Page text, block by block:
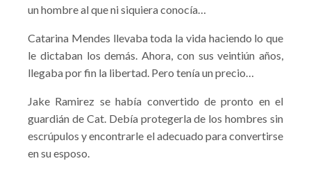
un hombre al que ni siquiera conocía…
Catarina Mendes llevaba toda la vida haciendo lo que
le dictaban los demás. Ahora, con sus veintiún años,
llegaba por fin la libertad. Pero tenía un precio…
Jake Ramirez se había convertido de pronto en el
guardián de Cat. Debía protegerla de los hombres sin
escrúpulos y encontrarle el adecuado para convertirse
en su esposo.